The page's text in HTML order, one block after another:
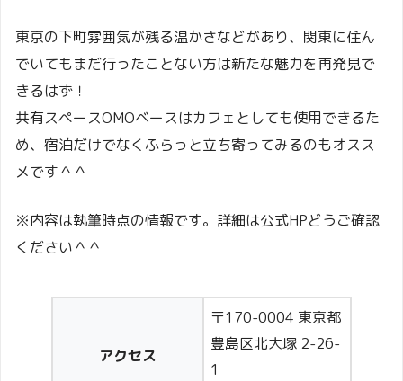
東京の下町雰囲気が残る温かさなどがあり、関東に住ん
でいてもまだ行ったことない方は新たな魅力を再発見で
きるはず！
共有スペースOMOベースはカフェとしても使用できるた
め、宿泊だけでなくふらっと立ち寄ってみるのもオスス
メです＾＾
※内容は執筆時点の情報です。詳細は公式HPどうご確認
ください＾＾
アクセス
〒170-0004 東京都
豊島区北大塚 2-26-
1